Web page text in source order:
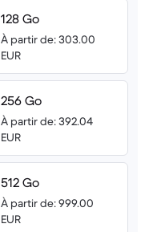
128 Go
À partir de: 303.00
EUR
256 Go
À partir de: 392.04
EUR
512 Go
À partir de: 999.00
EUR